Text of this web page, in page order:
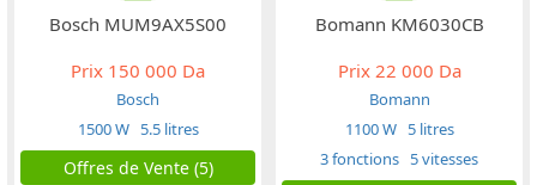
Bosch MUM9AX5S00
Prix 150 000 Da
Bosch
1500 W 5.5 litres
Offres de Vente (5)
Bomann KM6030CB
Prix22 000 Da
Bomann
1100 W 5 litres
3 fonctions 5 vitesses